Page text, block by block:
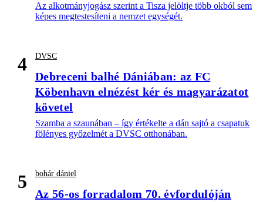
Az alkotmányjogász szerint a Tisza jelöltje több okból sem
képes megtestesíteni a nemzet egységét.
4 DVSC
Debreceni balhé Dániában: az FC
Köbenhavn elnézést kér és magyarázatot
követel
Szamba a szaunában – így értékelte a dán sajtó a csapatuk
fölényes győzelmét a DVSC otthonában.
5 bohár dániel
Az 56-os forradalom 70. évfordulóján